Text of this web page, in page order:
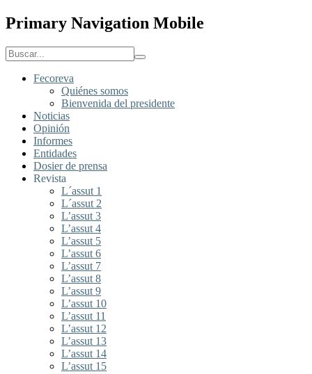
Primary Navigation Mobile
Fecoreva
Quiénes somos
Bienvenida del presidente
Noticias
Opinión
Informes
Entidades
Dosier de prensa
Revista
L´assut 1
L´assut 2
L’assut 3
L’assut 4
L’assut 5
L’assut 6
L’assut 7
L’assut 8
L’assut 9
L’assut 10
L’assut 11
L’assut 12
L’assut 13
L’assut 14
L’assut 15